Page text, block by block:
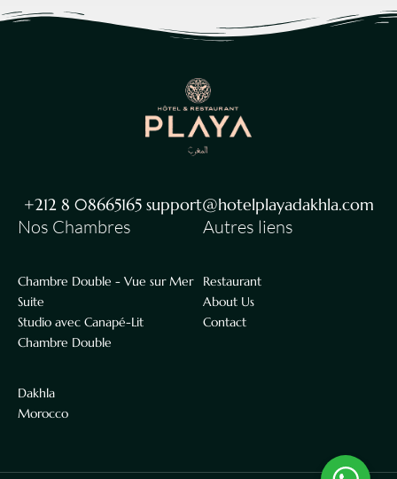
+212 8 08665165 support@hotelplayadakhla.com
Nos Chambres
Chambre Double - Vue sur Mer
Suite
Studio avec Canapé-Lit
Chambre Double
Dakhla
Morocco
Autres liens
Restaurant
About Us
Contact